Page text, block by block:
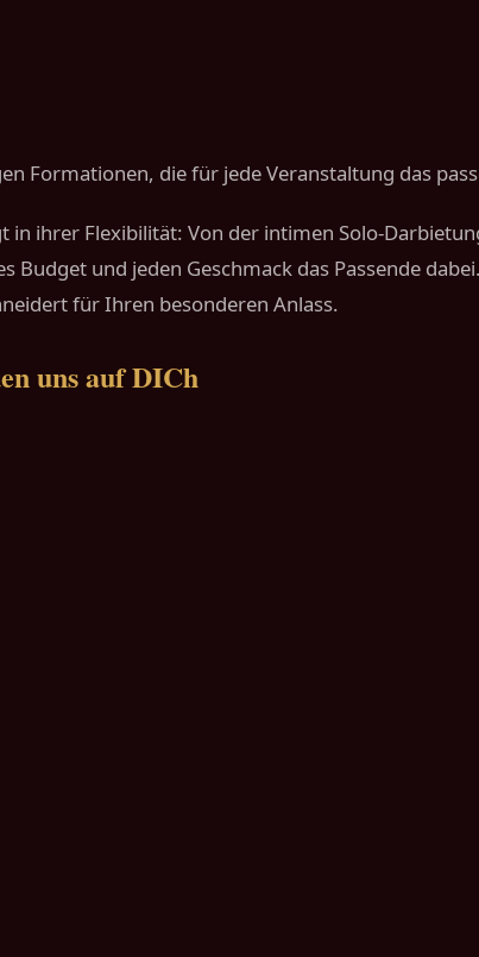
Formationen, die für jede Veranstaltung das
ihrer Flexibilität: Von der intimen Solo-
Budget und jeden Geschmack das Passende
für Ihren besonderen Anlass.
uns auf DICh